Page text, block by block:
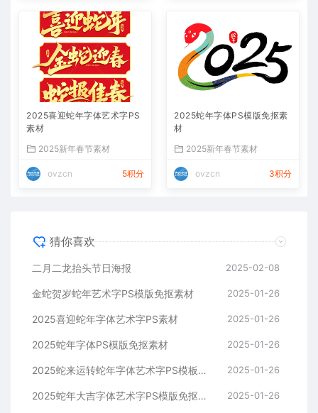
2025喜迎蛇年字体艺术字PS
素材
2025新年春节素材
ovzcn 5积分
2025蛇年字体PS模版免抠素
材
2025新年春节素材
ovzcn 3积分
猜你喜欢
二月二龙抬头节日海报 2025-02-08
金蛇贺岁蛇年艺术字PS模版免抠素材 2025-01-26
2025喜迎蛇年字体艺术字PS素材 2025-01-26
2025蛇年字体PS模版免抠素材 2025-01-26
2025蛇来运转蛇年字体艺术字PS模板免抠素材 2025-01-26
2025蛇年大吉字体艺术字PS模版免抠素材 2025-01-26